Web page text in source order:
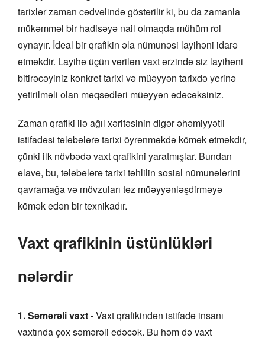
tarixlər zaman cədvəlində göstərilir ki, bu da zamanla
mükəmməl bir hadisəyə nail olmaqda mühüm rol
oynayır. İdeal bir qrafikin əla nümunəsi layihəni idarə
etməkdir. Layihə üçün verilən vaxt ərzində siz layihəni
bitirəcəyiniz konkret tarixi və müəyyən tarixdə yerinə
yetirilməli olan məqsədləri müəyyən edəcəksiniz.
Zaman qrafiki ilə ağıl xəritəsinin digər əhəmiyyətli
istifadəsi tələbələrə tarixi öyrənməkdə kömək etməkdir,
çünki ilk növbədə vaxt qrafikini yaratmışlar. Bundan
əlavə, bu, tələbələrə tarixi təhlilin sosial nümunələrini
qavramağa və mövzuları tez müəyyənləşdirməyə
kömək edən bir texnikadır.
Vaxt qrafikinin üstünlükləri
nələrdir
1. Səmərəli vaxt -Vaxt qrafikindən istifadə insanı
vaxtında çox səmərəli edəcək. Bu həm də vaxt